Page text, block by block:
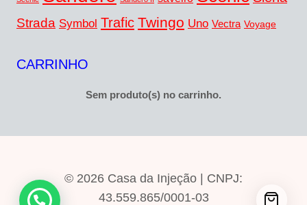
Strada Symbol Trafic Twingo Uno Vectra Voyage
CARRINHO
Sem produto(s) no carrinho.
© 2026 Casa da Injeção | CNPJ:
43.559.865/0001-03